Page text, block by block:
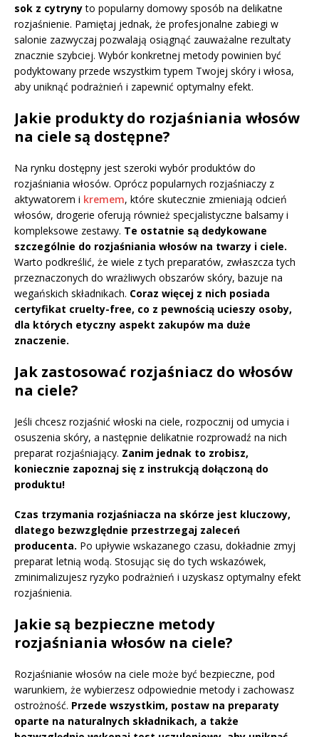
sok z cytrynyto popularny domowy sposób na delikatne
rozjaśnienie. Pamiętaj jednak, że profesjonalne zabiegi w
salonie zazwyczaj pozwalają osiągnąć zauważalne rezultaty
znacznie szybciej. Wybór konkretnej metody powinien być
podyktowany przede wszystkim typem Twojej skóry i włosa,
aby uniknąć podrażnień i zapewnić optymalny efekt.
Jakie produkty do rozjaśniania włosów
na ciele są dostępne?
Na rynku dostępny jest szeroki wybór produktów do
rozjaśniania włosów. Oprócz popularnych rozjaśniaczy z
aktywatorem i kremem, które skutecznie zmieniają odcień
włosów, drogerie oferują również specjalistyczne balsamy i
kompleksowe zestawy. Te ostatnie są dedykowane
szczególnie do rozjaśniania włosów na twarzy i ciele.
Warto podkreślić, że wiele z tych preparatów, zwłaszcza tych
przeznaczonych do wrażliwych obszarów skóry, bazuje na
wegańskich składnikach. Coraz więcej z nich posiada
certyfikat cruelty-free, co z pewnością ucieszy osoby,
dla których etyczny aspekt zakupów ma duże
znaczenie.
Jak zastosować rozjaśniacz do włosów
na ciele?
Jeśli chcesz rozjaśnić włoski na ciele, rozpocznij od umycia i
osuszenia skóry, a następnie delikatnie rozprowadź na nich
preparat rozjaśniający. Zanim jednak to zrobisz,
koniecznie zapoznaj się z instrukcją dołączoną do
produktu!
Czas trzymania rozjaśniacza na skórze jest kluczowy,
dlatego bezwzględnie przestrzegaj zaleceń
producenta. Po upływie wskazanego czasu, dokładnie zmyj
preparat letnią wodą. Stosując się do tych wskazówek,
zminimalizujesz ryzyko podrażnień i uzyskasz optymalny efekt
rozjaśnienia.
Jakie są bezpieczne metody
rozjaśniania włosów na ciele?
Rozjaśnianie włosów na ciele może być bezpieczne, pod
warunkiem, że wybierzesz odpowiednie metody i zachowasz
ostrożność. Przede wszystkim, postaw na preparaty
oparte na naturalnych składnikach, a także